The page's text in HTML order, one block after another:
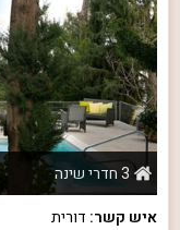
3 חדרי שינה
איש קשר: דורית